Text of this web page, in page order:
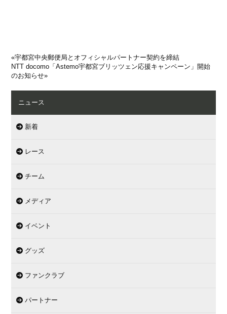
«宇都宮中央郵便局とオフィシャルパートナー契約を締結
NTT docomo「Astemo宇都宮ブリッツェン応援キャンペーン」開始
のお知らせ»
ニュース
新着
レース
チーム
メディア
イベント
グッズ
ファンクラブ
パートナー